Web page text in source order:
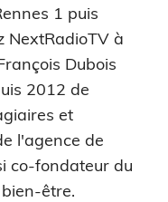
1 puis
NextRadioTV à
Dubois
2012 de
et
l'agence de
co-fondateur du
être.